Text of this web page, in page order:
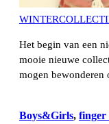
Het begin van een
mooie nieuwe
mogen
Boys&Girls, finger